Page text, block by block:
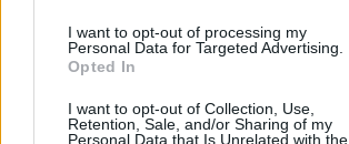
I want to opt-out of processing my
Personal Data for Targeted Advertising.
Opted In
I want to opt-out of Collection, Use,
Retention, Sale, and/or Sharing of my
Personal Data that Is Unrelated with the
tetőcserepet!